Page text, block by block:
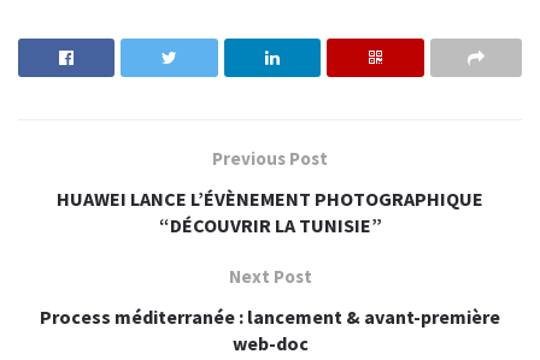
qui souhaitent dévoiler leurs talents et leurs projets.
Khaled Helioui : le PDG de la société de développement
de jeux de réseaux sociaux Bigpoint.
Adel Ghouma : le directeur régional de MENA chez
G2A.COM, le marché du jeu videos le plus dynamique au
Previous Post
HUAWEI LANCE L’ÉVÈNEMENT PHOTOGRAPHIQUE
“DÉCOUVRIR LA TUNISIE”
Next Post
Process méditerranée : lancement & avant-première
web-doc